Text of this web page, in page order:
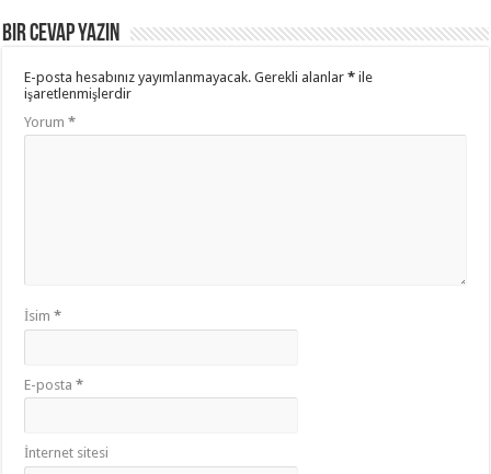
Bir cevap yazın
E-posta hesabınız yayımlanmayacak. Gerekli alanlar* ile
işaretlenmişlerdir
Yorum*
İsim*
E-posta*
İnternet sitesi